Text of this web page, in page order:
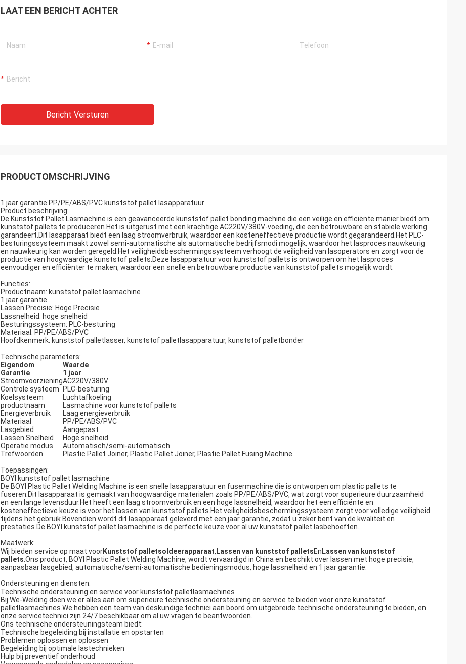
LAAT EEN BERICHT ACHTER
Bericht Versturen
PRODUCTOMSCHRIJVING
1 jaar garantie PP/PE/ABS/PVC kunststof pallet lasapparatuur
Product beschrijving:
De Kunststof Pallet Lasmachine is een geavanceerde kunststof pallet bonding machine die een veilige en efficiënte manier biedt om
kunststof pallets te produceren.Het is uitgerust met een krachtige AC220V/380V-voeding, die een betrouwbare en stabiele werking
garandeert.Dit lasapparaat biedt een laag stroomverbruik, waardoor een kosteneffectieve productie wordt gegarandeerd.Het PLC-
besturingssysteem maakt zowel semi-automatische als automatische bedrijfsmodi mogelijk, waardoor het lasproces nauwkeurig
en nauwkeurig kan worden geregeld.Het veiligheidsbeschermingssysteem verhoogt de veiligheid van lasoperators en zorgt voor de
productie van hoogwaardige kunststof pallets.Deze lasapparatuur voor kunststof pallets is ontworpen om het lasproces
eenvoudiger en efficiënter te maken, waardoor een snelle en betrouwbare productie van kunststof pallets mogelijk wordt.
Functies:
Productnaam: kunststof pallet lasmachine
1 jaar garantie
Lassen Precisie: Hoge Precisie
Lassnelheid: hoge snelheid
Besturingssysteem: PLC-besturing
Materiaal: PP/PE/ABS/PVC
Hoofdkenmerk: kunststof palletlasser, kunststof palletlasapparatuur, kunststof palletbonder
Technische parameters:
Eigendom
Waarde
Garantie
1 jaar
StroomvoorzieningAC220V/380V
Controle systeem
PLC-besturing
Koelsysteem
Luchtafkoeling
productnaam
Lasmachine voor kunststof pallets
Energieverbruik
Laag energieverbruik
Materiaal
PP/PE/ABS/PVC
Lasgebied
Aangepast
Lassen Snelheid
Hoge snelheid
Operatie modus
Automatisch/semi-automatisch
Trefwoorden
Plastic Pallet Joiner, Plastic Pallet Joiner, Plastic Pallet Fusing Machine
Toepassingen:
BOYI kunststof pallet lasmachine
De BOYI Plastic Pallet Welding Machine is een snelle lasapparatuur en fusermachine die is ontworpen om plastic pallets te
fuseren.Dit lasapparaat is gemaakt van hoogwaardige materialen zoals PP/PE/ABS/PVC, wat zorgt voor superieure duurzaamheid
en een lange levensduur.Het heeft een laag stroomverbruik en een hoge lassnelheid, waardoor het een efficiënte en
kosteneffectieve keuze is voor het lassen van kunststof pallets.Het veiligheidsbeschermingssysteem zorgt voor volledige veiligheid
tijdens het gebruik.Bovendien wordt dit lasapparaat geleverd met een jaar garantie, zodat u zeker bent van de kwaliteit en
prestaties.De BOYI kunststof pallet lasmachine is de perfecte keuze voor al uw kunststof pallet lasbehoeften.
Maatwerk:
Wij bieden service op maat voorKunststof palletsoldeerapparaat, Lassen van kunststof palletsEn Lassen van kunststof
pallets .Ons product, BOYI Plastic Pallet Welding Machine, wordt vervaardigd in China en beschikt over lassen met hoge precisie,
aanpasbaar lasgebied, automatische/semi-automatische bedieningsmodus, hoge lassnelheid en 1 jaar garantie.
Ondersteuning en diensten:
Technische ondersteuning en service voor kunststof palletlasmachines
Bij We-Welding doen we er alles aan om superieure technische ondersteuning en service te bieden voor onze kunststof
palletlasmachines.We hebben een team van deskundige technici aan boord om uitgebreide technische ondersteuning te bieden, en
onze servicetechnici zijn 24/7 beschikbaar om al uw vragen te beantwoorden.
Ons technische ondersteuningsteam biedt:
Technische begeleiding bij installatie en opstarten
Problemen oplossen en oplossen
Begeleiding bij optimale lastechnieken
Hulp bij preventief onderhoud